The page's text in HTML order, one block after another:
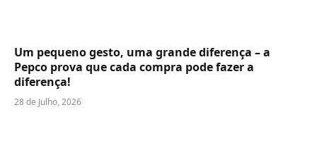
Um pequeno gesto, uma grande diferença – a
Pepco prova que cada compra pode fazer a
diferença!
28 de Julho, 2026